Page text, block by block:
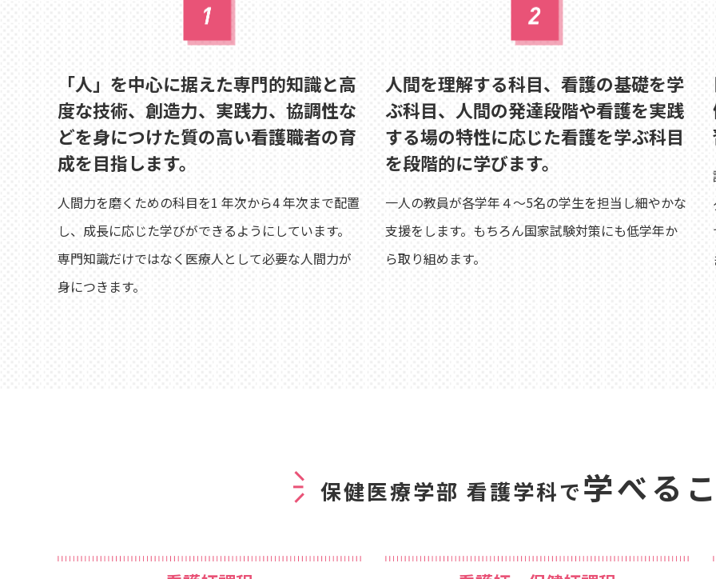
「人」を中心に据えた専門的知識と高
度な技術、創造力、実践力、協調性な
どを身につけた質の高い看護職者の育
成を目指します。
人間力を磨くための科目を1 年次から4 年次まで配置
し、成長に応じた学びができるようにしています。
専門知識だけではなく医療人として必要な人間力が
身につきます。
人間を理解する科目、看護の基礎を学
ぶ科目、人間の発達段階や看護を実践
する場の特性に応じた看護を学ぶ科目
を段階的に学びます。
一人の教員が各学年４～5名の学生を担当し細やかな
支援をします。もちろん国家試験対策にも低学年か
ら取り組めます。
保健医療学部 看護学科で学べる